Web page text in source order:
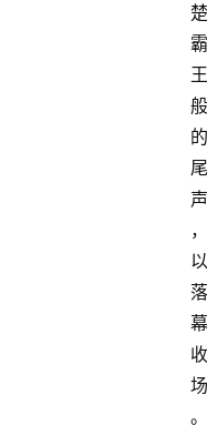
楚
霸
王
般
的
尾
声
，
以
落
幕
收
场
。